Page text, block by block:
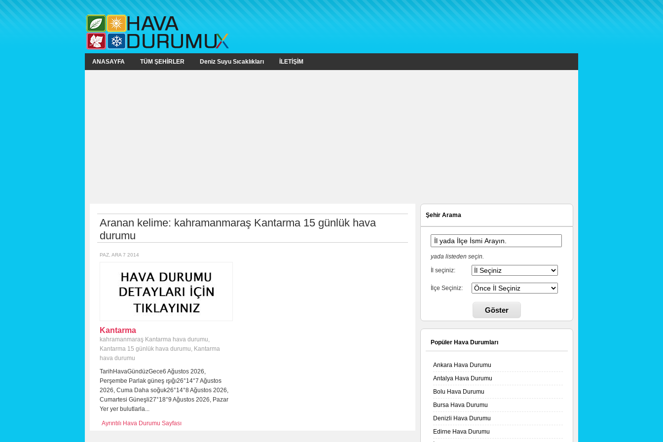
ANASAYFA TÜM ŞEHİRLER Deniz Suyu Sıcaklıkları İLETİŞİM
Aranan kelime: kahramanmaraş Kantarma 15 günlük hava
durumu
PAZ, ARA 7 2014
Kantarma
kahramanmaraş Kantarma hava durumu,
Kantarma 15 günlük hava durumu, Kantarma
hava durumu
TarihHavaGündüzGece6 Ağustos 2026,
Perşembe Parlak güneş ışığı26°14°7 Ağustos
2026, Cuma Daha soğuk26°14°8 Ağustos 2026,
Cumartesi Güneşli27°18°9 Ağustos 2026, Pazar
Yer yer bulutlarla...
Ayrıntılı Hava Durumu Sayfası
Şehir Arama
yada listeden seçin.
İl seçiniz:
İlçe Seçiniz:
Göster
Popüler Hava Durumları
Ankara Hava Durumu
Antalya Hava Durumu
Bolu Hava Durumu
Bursa Hava Durumu
Denizli Hava Durumu
Edirne Hava Durumu